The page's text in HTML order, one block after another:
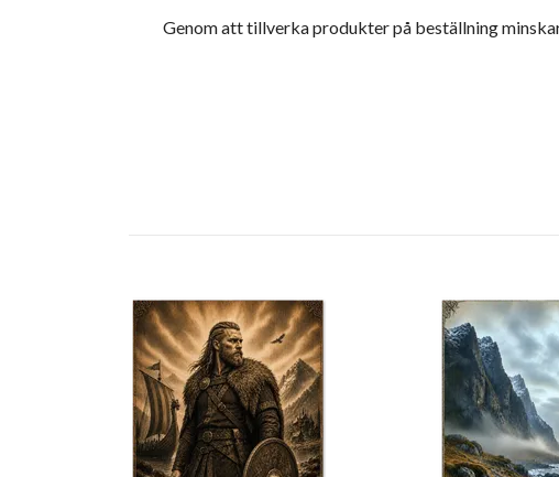
Genom att tillverka produkter på beställning